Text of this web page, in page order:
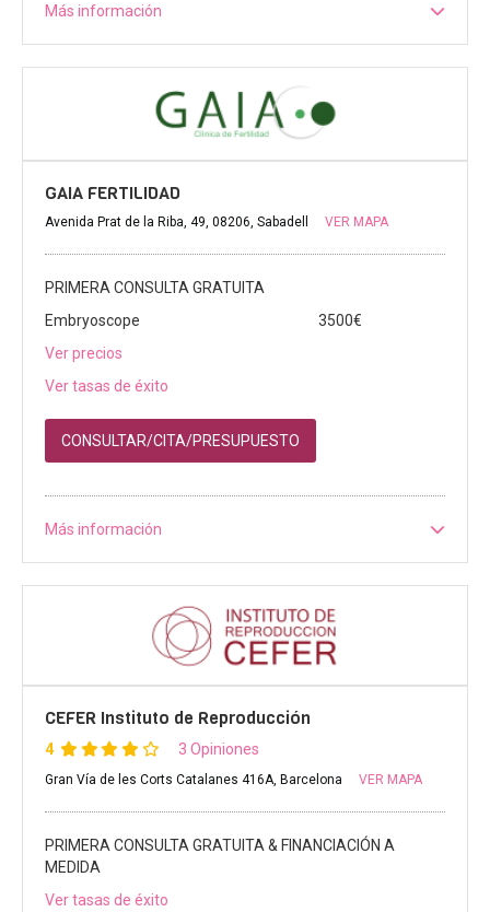
Más información
GAIA FERTILIDAD
Avenida Prat de la Riba, 49, 08206, Sabadell VER MAPA
PRIMERA CONSULTA GRATUITA
Embryoscope
3500€
Ver precios
Ver tasas de éxito
CONSULTAR/CITA/PRESUPUESTO
Más información
CEFER Instituto de Reproducción
4 3 Opiniones
Gran Vía de les Corts Catalanes 416A, Barcelona VER MAPA
PRIMERA CONSULTA GRATUITA & FINANCIACIÓN A
MEDIDA
Ver tasas de éxito